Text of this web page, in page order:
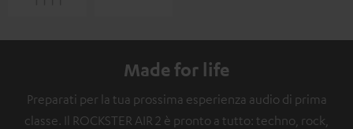
Made for life
Preparati per la tua prossima esperienza audio di prima
classe. Il ROCKSTER AIR 2 è pronto a tutto: techno, rock,